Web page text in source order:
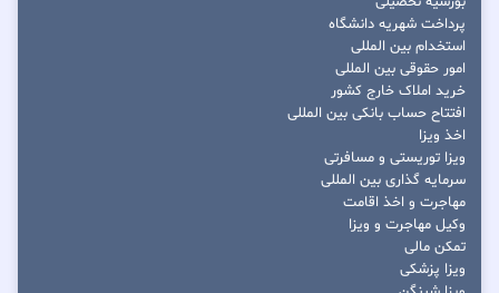
پرداخت شهریه دانشگاه
استخدام بین المللی
امور حقوقی بین المللی
خرید املاک خارج کشور
افتتاح حساب بانکی بین المللی
اخذ ویزا
ویزا توریستی و مسافرتی
سرمایه گذاری بین المللی
مهاجرت و اخذ اقامت
وکیل مهاجرت و ویزا
تمکن مالی
ویزا پزشکی